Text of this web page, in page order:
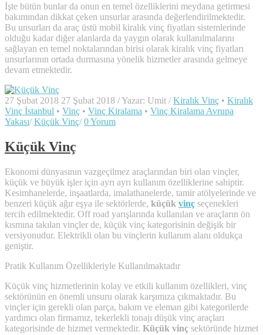
İşte bütün bunlar da onun en temel özelliklerini meydana getirmesi
bakımından dikkat çeken unsurlar arasında değerlendirilmektedir.
Bu unsurları da araç üstü mobil kiralık vinç fiyatları sistemlerinde
olduğu kadar diğer alanlarda da yaygın olarak kullanılmalarını
sağlayan en temel noktalarından birisi olarak kiralık vinç fiyatları
unsurlarının ortada durmasına yönelik hizmetler arasında gelmeye
devam etmektedir.
27 Şubat 2018 27 Şubat 2018 /Yazar: Umit / Kiralık Vinç • Kiralık
Vinç İstanbul • Vinç • Vinç Kiralama • Vinç Kiralama Avrupa
Yakası/ Küçük Vinç/ 0 Yorum
Küçük Vinç
Ekonomi dünyasının vazgeçilmez araçlarından biri olan vinçler,
küçük ve büyük işler için ayrı ayrı kullanım özelliklerine sahiptir.
Kesimhanelerde, inşaatlarda, imalathanelerde, tamir atölyelerinde ve
benzeri küçük ağır eşya ile sektörlerde, küçük vinç seçenekleri
tercih edilmektedir. Off road yarışlarında kullanılan ve araçların ön
kısmına takılan vinçler de, küçük vinç kategorisinin değişik bir
versiyonudur. Elektrikli olan bu vinçlerin kullanım alanı oldukça
geniştir.
Pratik Kullanım Özellikleriyle Kullanılmaktadır
Küçük vinç hizmetlerinin kolay ve etkili kullanım özellikleri, vinç
sektörünün en önemli unsuru olarak karşımıza çıkmaktadır. Bu
vinçler için gerekli olan parça, bakım ve eleman gibi kategorilerde
yardımcı olan firmamız, tekerlekli tonajı düşük vinç araçları
kategorisinde de hizmet vermektedir. Küçük vinç sektöründe hizmet